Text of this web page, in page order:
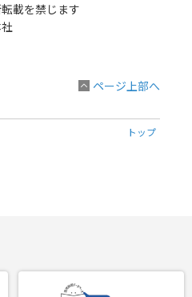
転載を禁じます
ページ上部へ
トップ